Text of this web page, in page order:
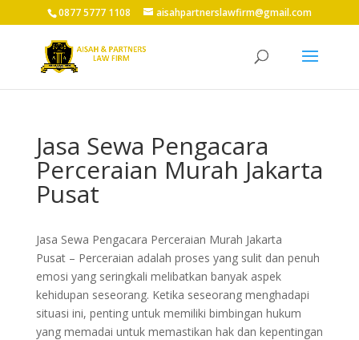
0877 5777 1108 aisahpartnerslawfirm@gmail.com
Jasa Sewa Pengacara
Perceraian Murah Jakarta
Pusat
Jasa Sewa Pengacara Perceraian Murah Jakarta
Pusat – Perceraian adalah proses yang sulit dan penuh
emosi yang seringkali melibatkan banyak aspek
kehidupan seseorang. Ketika seseorang menghadapi
situasi ini, penting untuk memiliki bimbingan hukum
yang memadai untuk memastikan hak dan kepentingan